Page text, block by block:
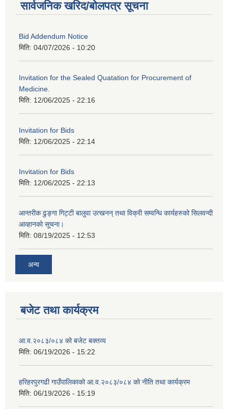
सार्वजनिक खरिद/बोलपत्र सूचना
Bid Addendum Notice
मिति: 04/07/2026 - 10:20
Invitation for the Sealed Quatation for Procurement of
Medicine.
मिति: 12/06/2025 - 22:16
Invitation for Bids
मिति: 12/06/2025 - 22:14
Invitation for Bids
मिति: 12/06/2025 - 22:13
आन्तरीक ढुङ्गा गिट्टी बालुवा उत्खनन् तथा विक्री सम्वन्धि कार्यहरुको सिलवन्दी
आव्हानको सूचना।
मिति: 08/19/2025 - 12:53
अन्य
बजेट तथा कार्यक्रम
आ.व.२०८३/०८४ को बजेट बक्तव्य
मिति: 06/19/2026 - 15:22
हरिहरपुरगढी गाउँपालिकाको आ.व.२०८३/०८४ को नीति तथा कार्यक्रम
मिति: 06/19/2026 - 15:19